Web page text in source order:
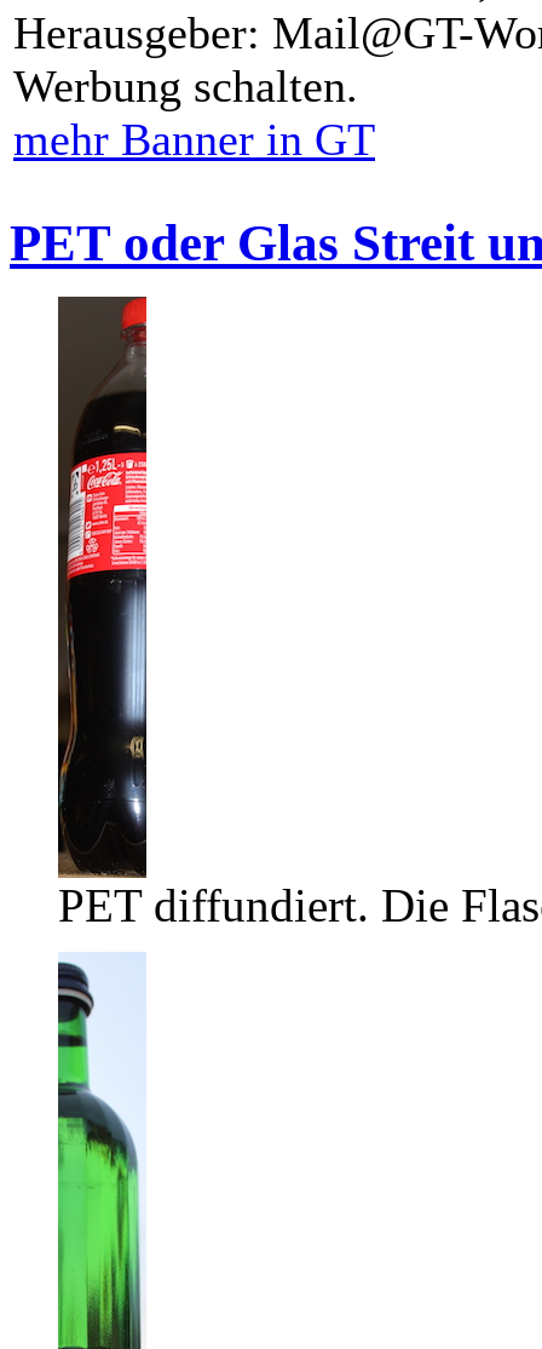
Herausgeber: Mail@GT-
Werbung schalten.
mehr Banner in GT
PET oder Glas Streit
PET diffundiert. Die